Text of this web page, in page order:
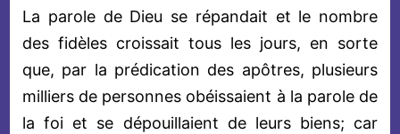
La parole de Dieu se répandait et le nombre
des fidèles croissait tous les jours, en sorte
que, par la prédication des apôtres, plusieurs
milliers de personnes obéissaient à la parole de
la foi et se dépouillaient de leurs biens; car